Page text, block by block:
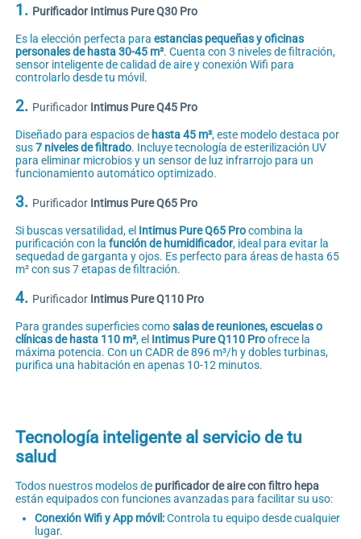
1. Purificador Intimus Pure Q30 Pro
Es la elección perfecta para estancias pequeñas y oficinas
personales de hasta 30-45 m². Cuenta con 3 niveles de filtración,
sensor inteligente de calidad de aire y conexión Wifi para
controlarlo desde tu móvil.
2. Purificador Intimus Pure Q45 Pro
Diseñado para espacios de hasta 45 m², este modelo destaca por
sus7 niveles de filtrado. Incluye tecnología de esterilización UV
para eliminar microbios y un sensor de luz infrarrojo para un
funcionamiento automático optimizado.
3. Purificador Intimus Pure Q65 Pro
Si buscas versatilidad, el Intimus Pure Q65 Procombina la
purificación con la función de humidificador, ideal para evitar la
sequedad de garganta y ojos. Es perfecto para áreas de hasta 65
m² con sus 7 etapas de filtración.
4. Purificador Intimus Pure Q110 Pro
Para grandes superficies comosalas de reuniones, escuelas o
clínicas de hasta 110 m², el Intimus Pure Q110 Proofrece la
máxima potencia. Con un CADR de 896 m³/h y dobles turbinas,
purifica una habitación en apenas 10-12 minutos.
Tecnología inteligente al servicio de tu
salud
Todos nuestros modelos de purificador de aire con filtro hepa
están equipados con funciones avanzadas para facilitar su uso:
Conexión Wifi y App móvil:Controla tu equipo desde cualquier
lugar.